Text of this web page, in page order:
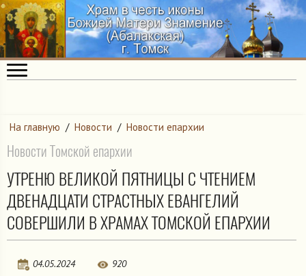
На главную / Новости / Новости епархии
Новости Томской епархии
УТРЕНЮ ВЕЛИКОЙ ПЯТНИЦЫ С ЧТЕНИЕМ
ДВЕНАДЦАТИ СТРАСТНЫХ ЕВАНГЕЛИЙ
СОВЕРШИЛИ В ХРАМАХ ТОМСКОЙ ЕПАРХИИ
04.05.2024 920